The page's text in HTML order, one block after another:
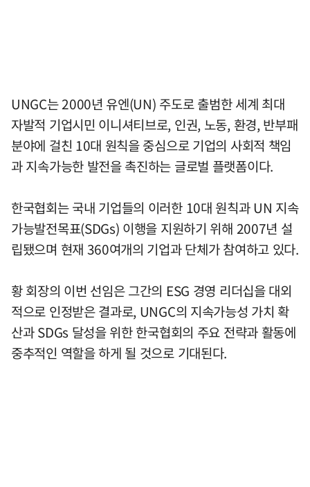
UNGC는 2000년 유엔(UN) 주도로 출범한 세계 최대
자발적 기업시민 이니셔티브로, 인권, 노동, 환경, 반부패
분야에 걸친 10대 원칙을 중심으로 기업의 사회적 책임
과 지속가능한 발전을 촉진하는 글로벌 플랫폼이다.
한국협회는 국내 기업들의 이러한 10대 원칙과 UN 지속
가능발전목표(SDGs) 이행을 지원하기 위해 2007년 설
립됐으며 현재 360여개의 기업과 단체가 참여하고 있다.
황 회장의 이번 선임은 그간의 ESG 경영 리더십을 대외
적으로 인정받은 결과로, UNGC의 지속가능성 가치 확
산과 SDGs 달성을 위한 한국협회의 주요 전략과 활동에
중추적인 역할을 하게 될 것으로 기대된다.